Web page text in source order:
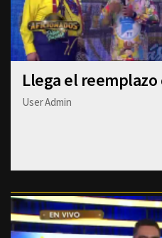
Llega el reemplazo
User Admin